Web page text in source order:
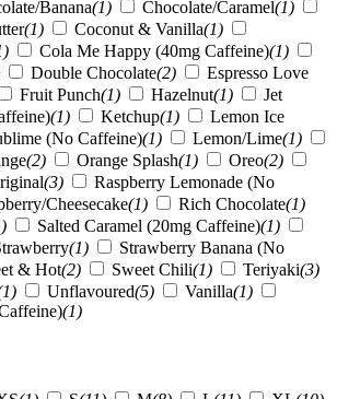
Banana(1) Chocolate/Caramel(1)
(1) Coconut & Vanilla(1)
Cola Me Happy (40mg Caffeine)(1)
Double Chocolate(2)
Espresso Love
Fruit Punch(1) Hazelnut(1)
Jet
(1) Ketchup(1)
Lemon Ice
(No Caffeine)(1) Lemon/Lime(1)
(2) Orange Splash(1) Oreo(2)
(3)
Raspberry Lemonade (No
Cheesecake(1) Rich Chocolate(1)
Salted Caramel (20mg Caffeine)(1)
(1)
Strawberry Banana (No
& Hot(2) Sweet Chili(1) Teriyaki(3)
Unflavoured(5) Vanilla(1)
(1)